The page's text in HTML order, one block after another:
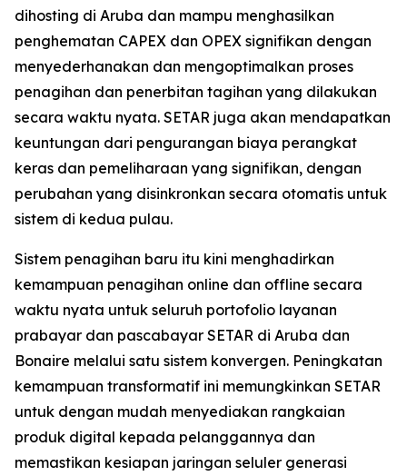
dihosting di Aruba dan mampu menghasilkan
penghematan CAPEX dan OPEX signifikan dengan
menyederhanakan dan mengoptimalkan proses
penagihan dan penerbitan tagihan yang dilakukan
secara waktu nyata. SETAR juga akan mendapatkan
keuntungan dari pengurangan biaya perangkat
keras dan pemeliharaan yang signifikan, dengan
perubahan yang disinkronkan secara otomatis untuk
sistem di kedua pulau.
Sistem penagihan baru itu kini menghadirkan
kemampuan penagihan online dan offline secara
waktu nyata untuk seluruh portofolio layanan
prabayar dan pascabayar SETAR di Aruba dan
Bonaire melalui satu sistem konvergen. Peningkatan
kemampuan transformatif ini memungkinkan SETAR
untuk dengan mudah menyediakan rangkaian
produk digital kepada pelanggannya dan
memastikan kesiapan jaringan seluler generasi